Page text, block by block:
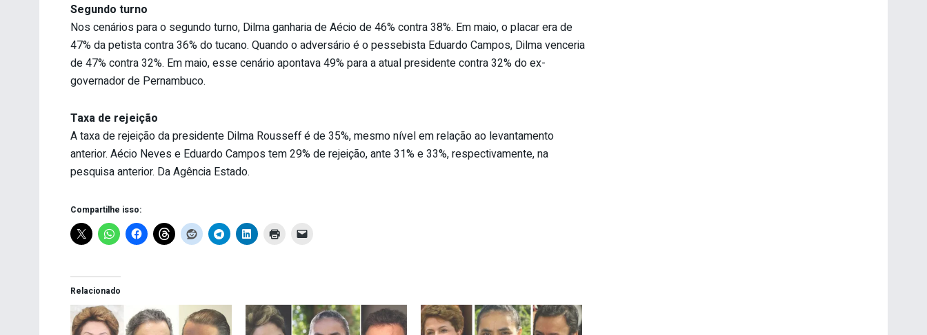
Segundo turno
Nos cenários para o segundo turno, Dilma ganharia de Aécio de 46% contra 38%. Em maio, o placar era de
47% da petista contra 36% do tucano. Quando o adversário é o pessebista Eduardo Campos, Dilma venceria
de 47% contra 32%. Em maio, esse cenário apontava 49% para a atual presidente contra 32% do ex-
governador de Pernambuco.
Taxa de rejeição
A taxa de rejeição da presidente Dilma Rousseff é de 35%, mesmo nível em relação ao levantamento
anterior. Aécio Neves e Eduardo Campos tem 29% de rejeição, ante 31% e 33%, respectivamente, na
pesquisa anterior. Da Agência Estado.
Compartilhe isso:
Relacionado